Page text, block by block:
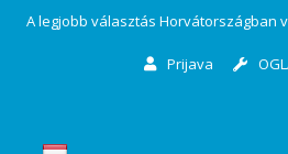
A legjobb választás Horvátországban
Prijava